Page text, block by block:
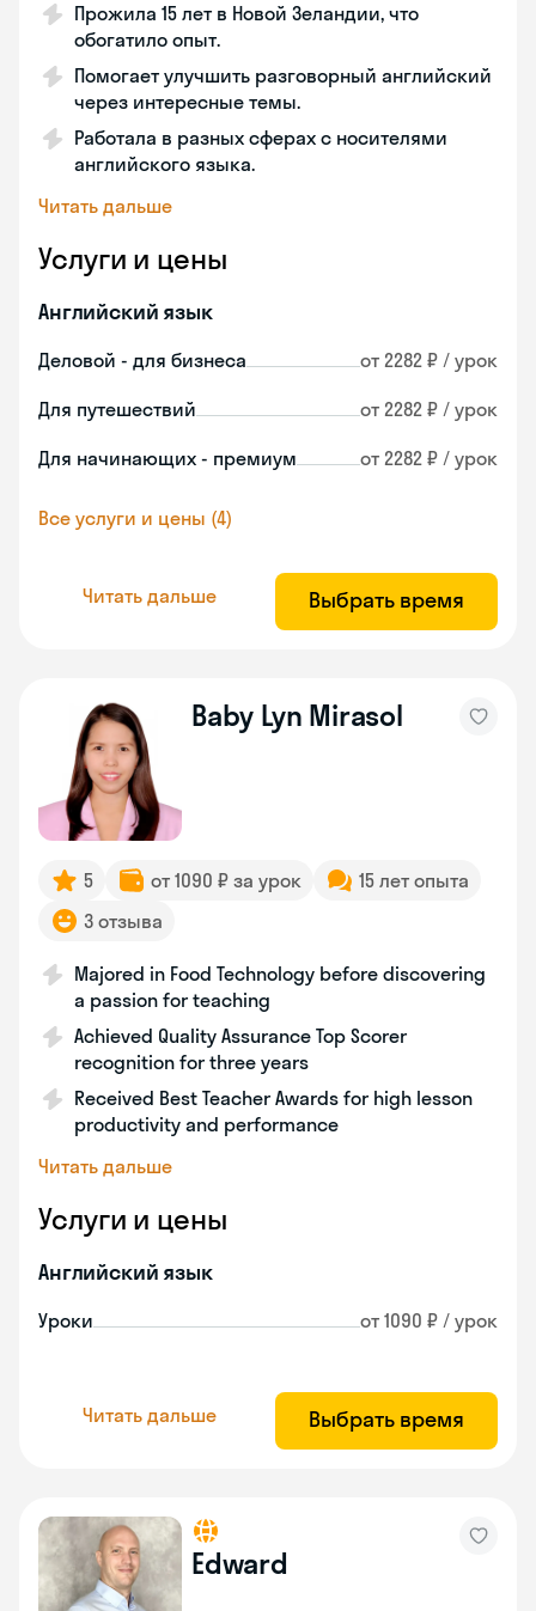
Прожила 15 лет в Новой Зеландии, что
обогатило опыт.
Помогает улучшить разговорный английский
через интересные темы.
Работала в разных сферах с носителями
английского языка.
Читать дальше
Услуги и цены
Английский язык
Деловой - для бизнеса от 2282 ₽ / урок
Для путешествий от 2282 ₽ / урок
Для начинающих - премиум от 2282 ₽ / урок
Все услуги и цены (4)
Читать дальше Выбрать время
Baby Lyn Mirasol
5 от 1090 ₽ за урок
15 лет опыта
3 отзыва
Majored in Food Technology before discovering
a passion for teaching
Achieved Quality Assurance Top Scorer
recognition for three years
Received Best Teacher Awards for high lesson
productivity and performance
Читать дальше
Услуги и цены
Английский язык
Уроки от 1090 ₽ / урок
Читать дальше Выбрать время
Edward